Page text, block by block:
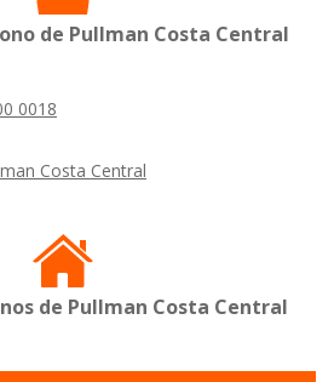
de Pullman Costa Central
0018
Costa Central
de Pullman Costa Central